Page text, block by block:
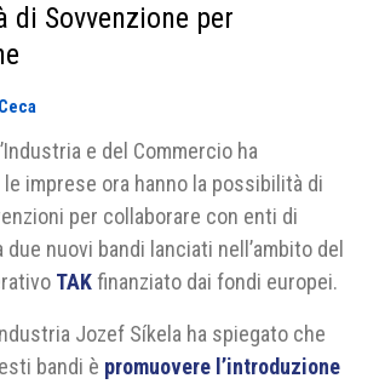
di Sovvenzione per
e del Commercio ha
imprese ora hanno la possibilità di
per collaborare con enti di
nuovi bandi lanciati nell’ambito del
TAKfinanziato dai fondi europei.
Jozef Síkela ha spiegato che
bandi è promuovere l’introduzione